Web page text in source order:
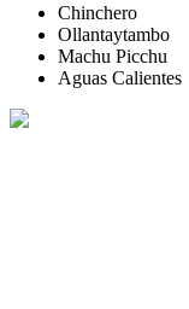
Chinchero
Ollantaytambo
Machu Picchu
Aguas Calientes